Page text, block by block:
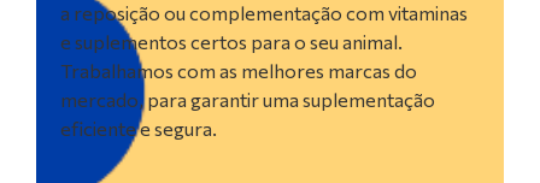
a reposição ou complementação com vitaminas
e suplementos certos para o seu animal.
Trabalhamos com as melhores marcas do
mercado, para garantir uma suplementação
eficiente e segura.